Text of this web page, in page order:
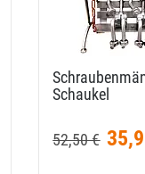
Schaukel
52,50 €